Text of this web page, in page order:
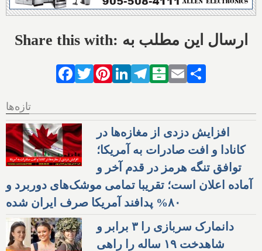
Share this with: ارسال این مطلب به
Facebook
TwitterPinterestLinkedIn
Telegram
Balatarin
Email
تازه‌ها
افزایش دزدی از مغازه‌ها در
کانادا و افت صادرات به آمریکا؛
توافق تنگه هرمز در قدم آخر و
آماده اعلان است؛ تقریبا تمامی موشک‌های دوربرد و
۸۰% پدافند آمریکا صرف ایران شده
دانمارک سربازی را ۳ برابر و
شاهدخت ۱۹ ساله را راهی